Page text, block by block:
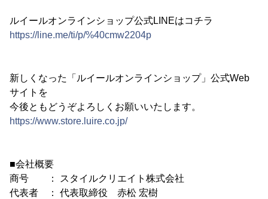
ルイールオンラインショップ公式LINEはコチラ
https://line.me/ti/p/%40cmw2204p
新しくなった「ルイールオンラインショップ」公式Web
サイトを
今後ともどうぞよろしくお願いいたします。
https://www.store.luire.co.jp/
■会社概要
商号 ： スタイルクリエイト株式会社
代表者 ： 代表取締役 赤松 宏樹